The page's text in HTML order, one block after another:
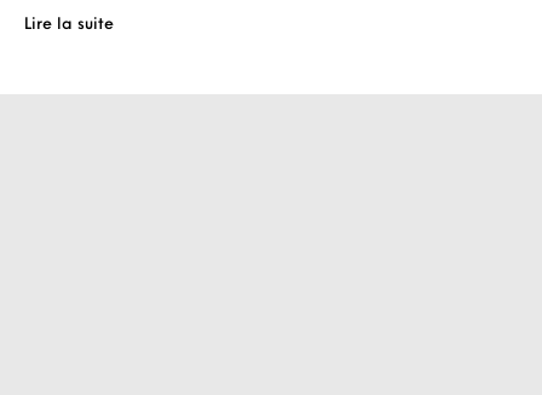
Lire la suite